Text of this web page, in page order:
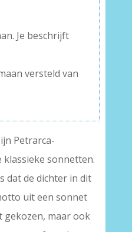
Je beschrijft
versteld van
Petrarca-
sonnetten.
dat de dichter in dit
uit een sonnet
gekozen, maar ook